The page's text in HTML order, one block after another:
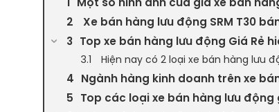
Một số hình ảnh của giá xe bán
Xe bán hàng lưu động SRM T30
Top xe bán hàng lưu động Giá Rẻ
Hiện nay có 2 loại xe bán hàng lưu
Ngành hàng kinh doanh trên xe
Top các loại xe bán hàng lưu động